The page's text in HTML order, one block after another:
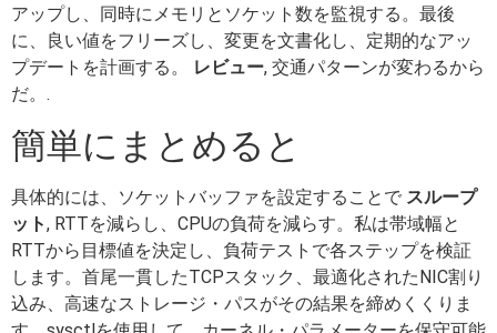
アップし、同時にメモリとソケット数を監視する。最後
に、良い値をフリーズし、変更を文書化し、定期的なアッ
プデートを計画する。
レビュー, 交通パターンが変わるから
だ。.
簡単にまとめると
具体的には、ソケットバッファを設定することで スループ
ット, RTTを減らし、CPUの負荷を減らす。私は帯域幅と
RTTから目標値を決定し、負荷テストで各ステップを検証
します。首尾一貫したTCPスタック、最適化されたNIC割り
込み、高速なストレージ・パスがその結果を締めくくりま